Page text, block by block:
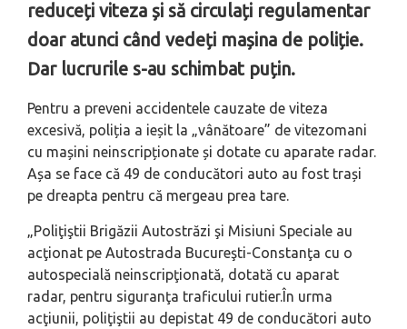
reduceți viteza și să circulați regulamentar
doar atunci când vedeți mașina de poliție.
Dar lucrurile s-au schimbat puțin.
Pentru a preveni accidentele cauzate de viteza
excesivă, poliția a ieșit la „vânătoare” de vitezomani
cu mașini neinscripționate și dotate cu aparate radar.
Așa se face că 49 de conducători auto au fost trași
pe dreapta pentru că mergeau prea tare.
„Poliţiştii Brigăzii Autostrăzi şi Misiuni Speciale au
acţionat pe Autostrada Bucureşti-Constanţa cu o
autospecială neinscripţionată, dotată cu aparat
radar, pentru siguranţa traficului rutier.În urma
acţiunii, poliţiştii au depistat 49 de conducători auto